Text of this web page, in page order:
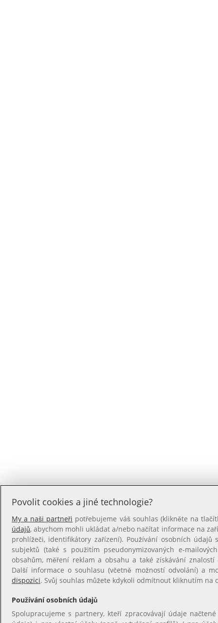
Povolit cookies a jiné technologie?
My a naši partneři potřebujeme váš souhlas (klikněte na
údajů, abychom mohli ukládat a/nebo načítat informace na
prohlížeči, identifikátory zařízení). Používání osobních
subjektů (také s použitím pseudonymizovaných e-
obsahům, měření reklam a obsahu a také získávání
Další informace o souhlasu (včetně možností odvolání) a
dispozici. Svůj souhlas můžete kdykoli odmítnout kliknutím na
Používání osobních údajů
Spolupracujeme s partnery, kteří zpracovávají údaje